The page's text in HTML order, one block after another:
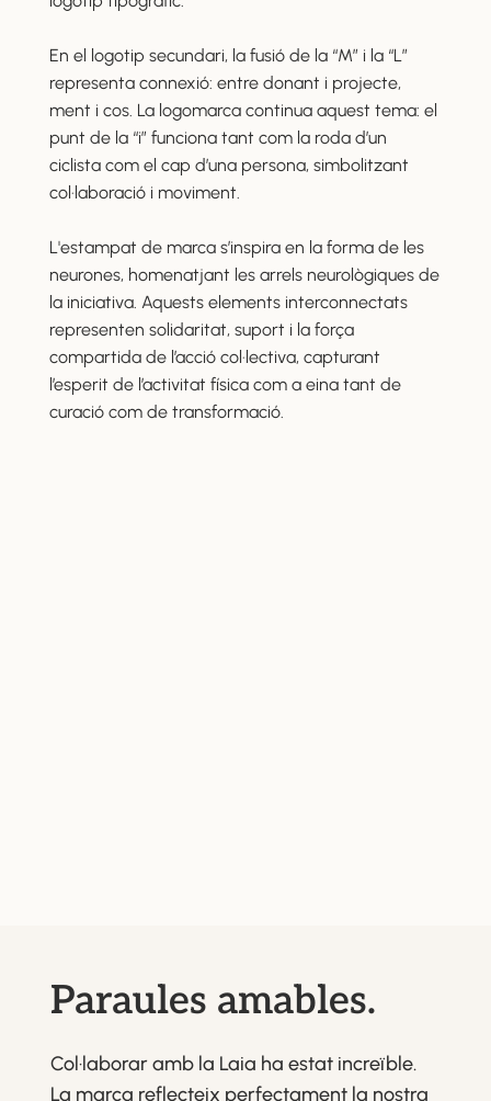
En el logotip secundari, la fusió de la “M” i la “L”
representa connexió: entre donant i projecte,
ment i cos. La logomarca continua aquest tema: el
punt de la “i” funciona tant com la roda d’un
ciclista com el cap d’una persona, simbolitzant
col·laboració i moviment.
L'estampat de marca s’inspira en la forma de les
neurones, homenatjant les arrels neurològiques de
la iniciativa. Aquests elements interconnectats
representen solidaritat, suport i la força
compartida de l’acció col·lectiva, capturant
l’esperit de l’activitat física com a eina tant de
curació com de transformació.
Paraules amables.
Col·laborar amb la Laia ha estat increïble.
La marca reflecteix perfectament la nostra